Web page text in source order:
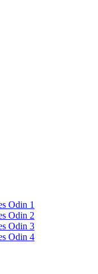
Odin 1
Odin 2
Odin 3
Odin 4